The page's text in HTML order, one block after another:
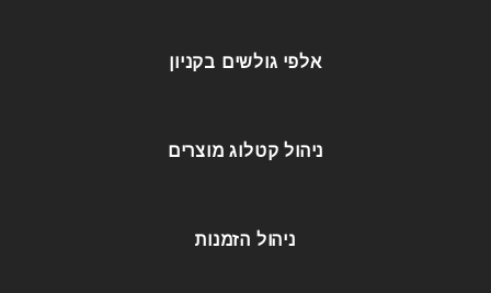
אלפי גולשים בקניון
ניהול קטלוג מוצרים
ניהול הזמנות